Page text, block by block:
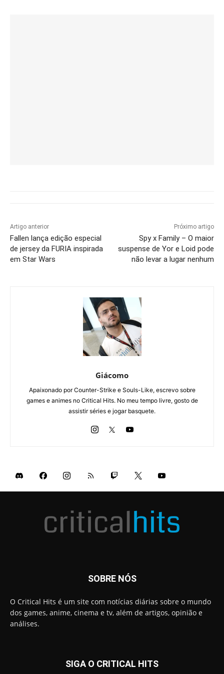
Artigo anterior
Fallen lança edição especial
de jersey da FURIA inspirada
em Star Wars
Próximo artigo
Spy x Family – O maior
suspense de Yor e Loid pode
não levar a lugar nenhum
Giácomo
Apaixonado por Counter-Strike e Souls-Like, escrevo sobre
games e animes no Critical Hits. No meu tempo livre, gosto de
assistir séries e jogar basquete.
SOBRE NÓS
O Critical Hits é um site com notícias diárias sobre o mundo
dos games, anime, cinema e tv, além de artigos, opinião e
análises.
SIGA O CRITICAL HITS